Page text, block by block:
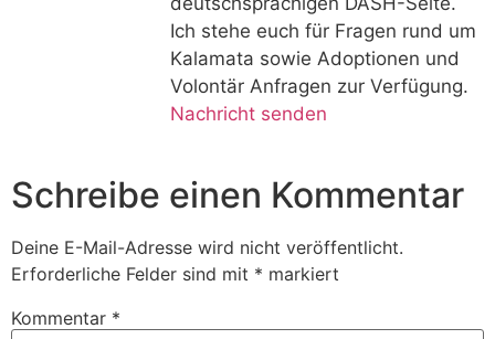
Ich stehe euch für Fragen rund um
Kalamata sowie Adoptionen und
Volontär Anfragen zur Verfügung.
Nachricht senden
Schreibe einen Kommentar
Deine E-Mail-Adresse wird nicht veröffentlicht.
Erforderliche Felder sind mit * markiert
Kommentar *